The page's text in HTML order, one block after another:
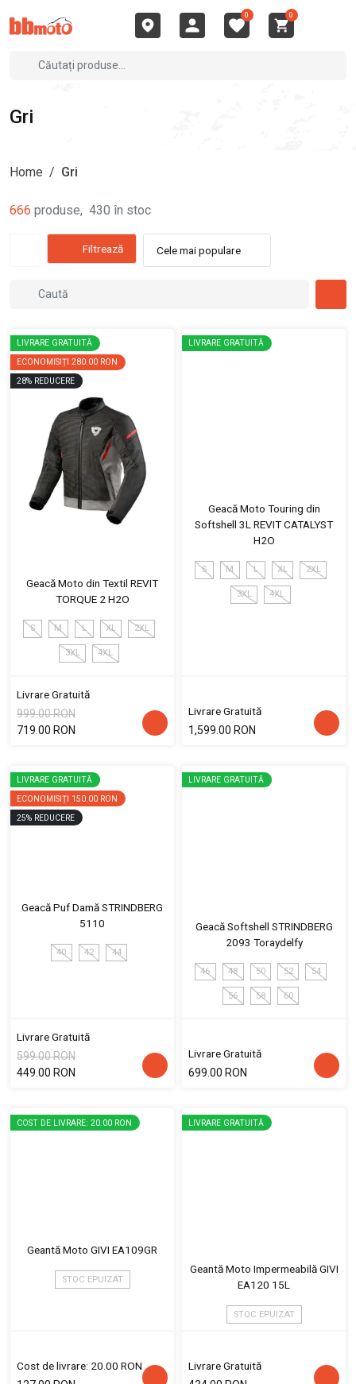
0 0
Gri
Home / Gri
666 produse, 430 în stoc
Filtrează Cele mai populare
LIVRARE GRATUITĂ
ECONOMISIȚI 280.00 RON
28% REDUCERE
Geacă Moto din Textil REVIT
TORQUE 2 H2O
S M L XL 2XL
3XL 4XL
Livrare Gratuită
999.00 RON
719.00 RON
LIVRARE GRATUITĂ
Geacă Moto Touring din
Softshell 3L REVIT CATALYST
H2O
S M L XL 2XL
3XL 4XL
Livrare Gratuită
1,599.00 RON
LIVRARE GRATUITĂ
ECONOMISIȚI 150.00 RON
25% REDUCERE
Geacă Puf Damă STRINDBERG
5110
40 42 44
Livrare Gratuită
599.00 RON
449.00 RON
LIVRARE GRATUITĂ
Geacă Softshell STRINDBERG
2093 Toraydelfy
46 48 50 52 54
56 58 60
Livrare Gratuită
699.00 RON
COST DE LIVRARE: 20.00 RON
Geantă Moto GIVI EA109GR
STOC EPUIZAT
Cost de livrare: 20.00 RON
LIVRARE GRATUITĂ
Geantă Moto Impermeabilă GIVI
EA120 15L
STOC EPUIZAT
Livrare Gratuită